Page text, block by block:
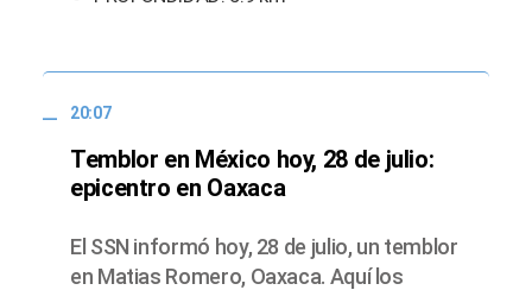
20:07
Temblor en México hoy, 28 de julio:
epicentro en Oaxaca
El SSN informó hoy, 28 de julio, un temblor
en Matias Romero, Oaxaca. Aquí los